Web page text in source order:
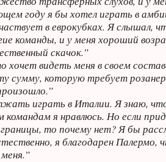
году я бы хотел играть в
в еврокубках. Я слышал,
команды, и у меня хороший
скачок.”
хочет видеть меня в своем
сумму, которую требует
играть в Италии. Я знаю,
я нравлюсь. Но если
то почему нет? Я бы
я благодарен Палермо,